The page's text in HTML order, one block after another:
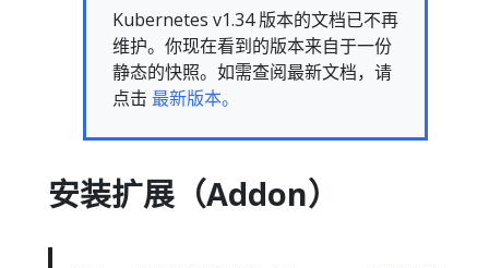
Kubernetes v1.34 版本的文档已不再
维护。你现在看到的版本来自于一份
静态的快照。如需查阅最新文档，请
点击 最新版本。
安装扩展（Addon）